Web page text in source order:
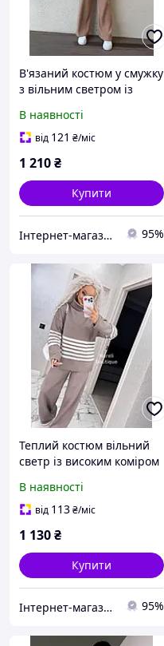
В'язаний костюм у смужку
з вільним светром із
розкльошеними штанами
9KO3573
В наявності
від 121 ₴/міс
1 210₴
Купити
Інтернет-магазин Tvid 95%
Теплий костюм вільний
светр із високим коміром
штанами (р. 42-46)
90KO3757
В наявності
від 113₴/міс
1 130₴
Купити
Інтернет-магазин Tvid 95%